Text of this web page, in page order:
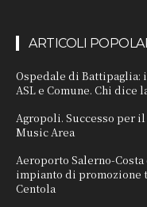
ARTICOLI
Ospedale di
ASL e Comune. Chi
Agropoli. Successo per
Music Area
Aeroporto Salerno-
impianto di promozione
Centola